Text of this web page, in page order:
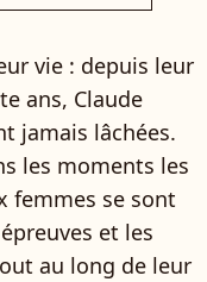
vie : depuis leur
ans, Claude
jamais lâchées.
les moments les
femmes se sont
et les
au long de leur